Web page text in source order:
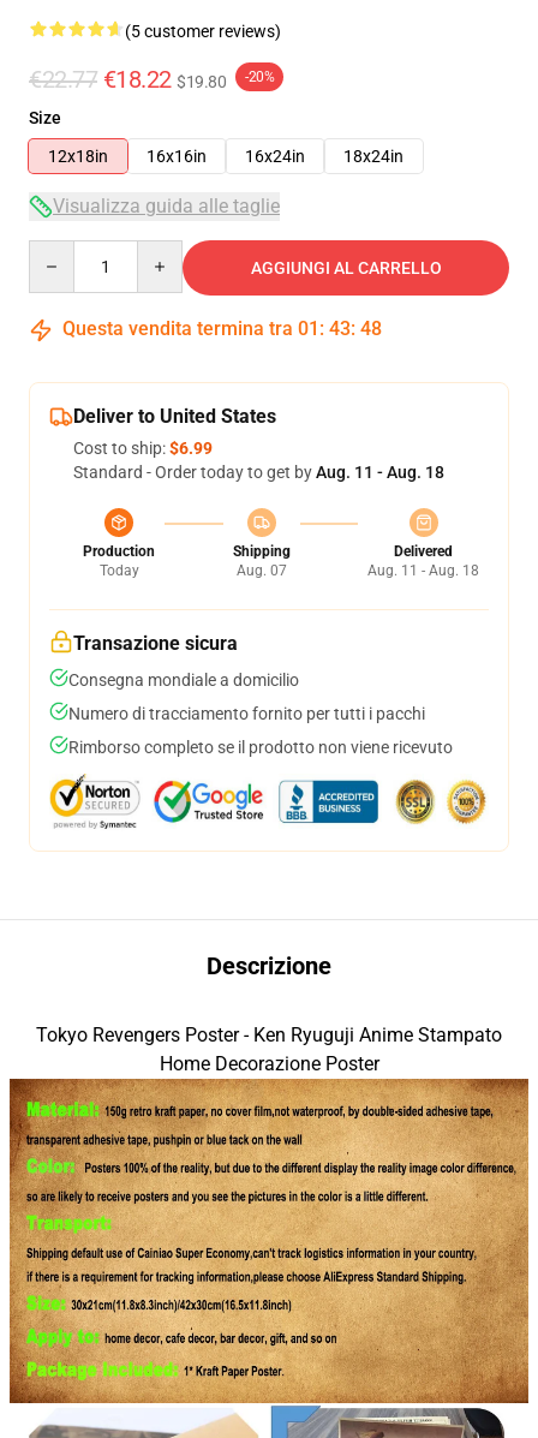
(5 customer reviews)
€22.77 €18.22 $19.80 -20%
Size
12x18in
16x16in 16x24in 18x24in
Visualizza guida alle taglie
AGGIUNGI AL CARRELLO
Questa vendita termina tra 01 : 43: 48
Deliver to United States
Cost to ship:$6.99
Standard - Order today to get byAug. 11 - Aug. 18
Production
Today
Shipping
Aug. 07
Delivered
Aug. 11 - Aug. 18
Transazione sicura
Consegna mondiale a domicilio
Numero di tracciamento fornito per tutti i pacchi
Rimborso completo se il prodotto non viene ricevuto
Descrizione
Tokyo Revengers Poster - Ken Ryuguji Anime Stampato
Home Decorazione Poster